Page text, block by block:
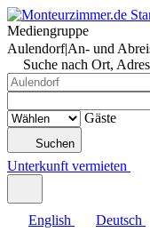
Mediengruppe
Aulendorf|An- und
Suche nach Ort,
Gäste
Suchen
Unterkunft vermieten
English Deutsch